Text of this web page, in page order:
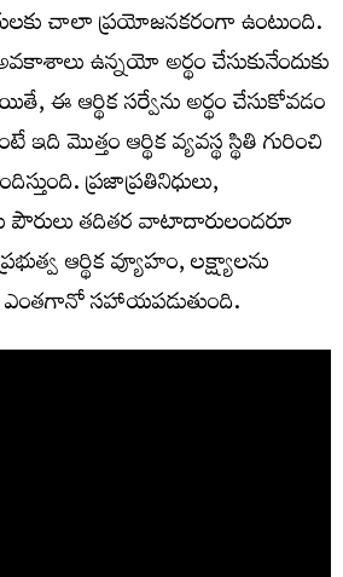
చాలా ప్రయోజనకరంగా ఉంటుంది.
ఉన్నయో అర్థం చేసుకునేందుకు
ఈ ఆర్థిక సర్వేను అర్థం చేసుకోవడం
మొత్తం ఆర్థిక వ్యవస్థ స్థితి గురించి
ప్రజాప్రతినిధులు,
పౌరులు తదితర వాటాదారులందరూ
ఆర్థిక వ్యూహం, లక్ష్యాలను
ఎంతగానో సహాయపడుతుంది.